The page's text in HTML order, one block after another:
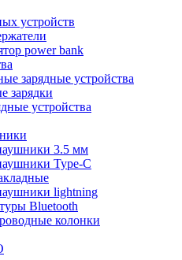
устройств
power bank
зарядные устройства
зарядки
устройства
3.5 мм
Type-C
lightning
Bluetooth
колонки